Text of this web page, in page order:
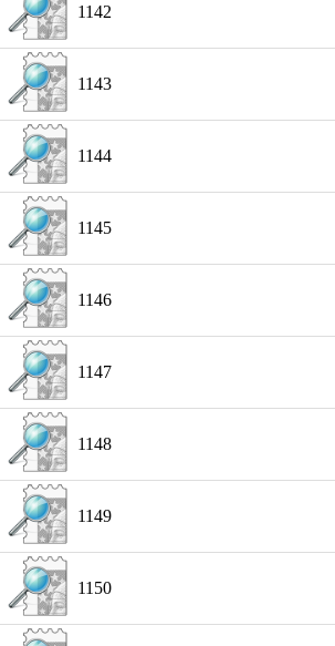
1142
1143
1144
1145
1146
1147
1148
1149
1150